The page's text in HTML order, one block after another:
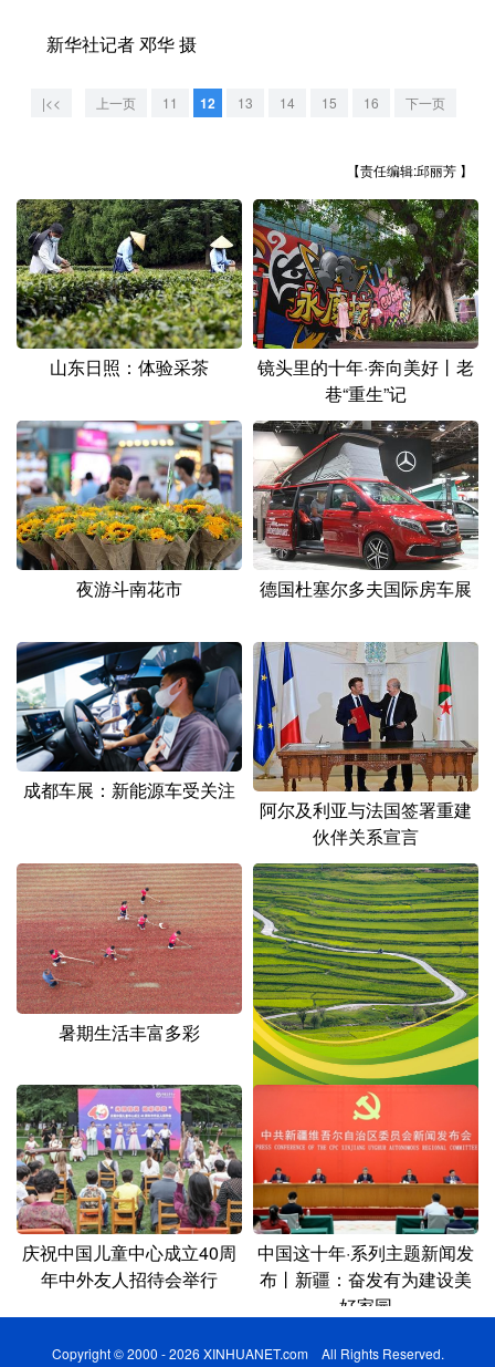
一带一路
文化产业
地方频道
北京 天津 河北 山西
辽宁 吉林 上海 江苏
浙江 安徽 福建 江西
山东 河南 湖北 湖南
广东 广西 海南 重庆
四川 贵州 云南 西藏
陕西 甘肃 青海 宁夏
新疆 内蒙古 黑龙江
多语种频道
English Español Français عربى
Русский язык 日本語 한국어
Deutsch Português
新华社记者 邓华 摄
|<< 上一页 11 12 13 14 15 16 下一页
【责任编辑:邱丽芳 】
山东日照：体验采茶
镜头里的十年·奔向美好丨老
巷“重生”记
夜游斗南花市 德国杜塞尔多夫国际房车展
成都车展：新能源车受关注
阿尔及利亚与法国签署重建
伙伴关系宣言
暑期生活丰富多彩
新华全媒+丨大地“调色盘” 初
秋农事忙
庆祝中国儿童中心成立40周
年中外友人招待会举行
中国这十年·系列主题新闻发
布丨新疆：奋发有为建设美
好家园
Copyright © 2000 - 2026 XINHUANET.com All Rights Reserved.